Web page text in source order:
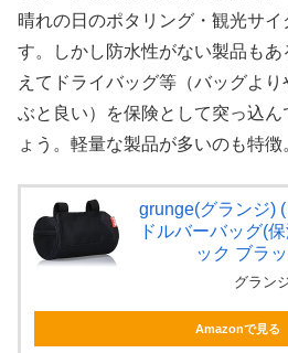
晴れの日のポタリング・観光サイ
す。しかし防水性がない製品も
えてドライバッグ等（バッグよ
ぶと良い）を保険として突っ込
ょう。軽量な製品が多いのも特徴
grunge(グランジ)
ドルバーバッグ(
ック ブラ
グラン
Amazonで見る